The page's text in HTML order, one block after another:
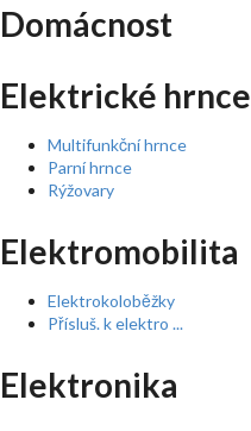
Domácnost
Elektrické hrnce
Multifunkční hrnce
Parní hrnce
Rýžovary
Elektromobilita
Elektrokoloběžky
Přísluš. k elektro ...
Elektronika